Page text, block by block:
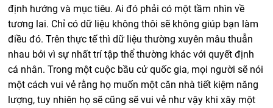
định hướng và mục tiêu. Ai đó phải có một tầm nhìn về
tương lai. Chỉ có dữ liệu không thôi sẽ không giúp bạn làm
điều đó. Trên thực tế thì dữ liệu thường xuyên mâu thuẫn
nhau bởi vì sự nhất trí tập thể thường khác với quyết định
cá nhân. Trong một cuộc bầu cử quốc gia, mọi người sẽ nói
một cách vui vẻ rằng họ muốn một căn nhà tiết kiệm năng
lượng, tuy nhiên họ sẽ cũng sẽ vui vẻ như vậy khi xây một